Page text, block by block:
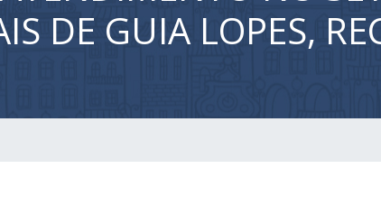
DE GUIA LOPES,